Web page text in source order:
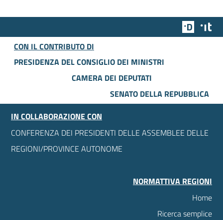
Team
CON IL CONTRIBUTO DI
PRESIDENZA DEL CONSIGLIO DEI MINISTRI
CAMERA DEI DEPUTATI
SENATO DELLA REPUBBLICA
IN COLLABORAZIONE CON
CONFERENZA DEI PRESIDENTI DELLE ASSEMBLEE DELLE
REGIONI/PROVINCE AUTONOME
NORMATTIVA REGIONI
Home
Ricerca semplice